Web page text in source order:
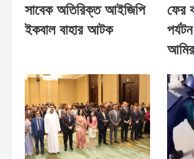
সাবেক অতিরিক্ত আইজিপি
ইকবাল বাহার আটক
ফের